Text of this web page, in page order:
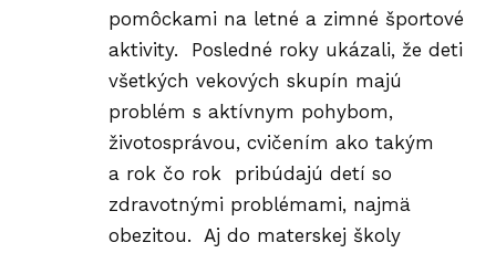
pomôckami na letné a zimné športové
aktivity. Posledné roky ukázali, že deti
všetkých vekových skupín majú
problém s aktívnym pohybom,
životosprávou, cvičením ako takým
a rok čo rok pribúdajú detí so
zdravotnými problémami, najmä
obezitou. Aj do materskej školy